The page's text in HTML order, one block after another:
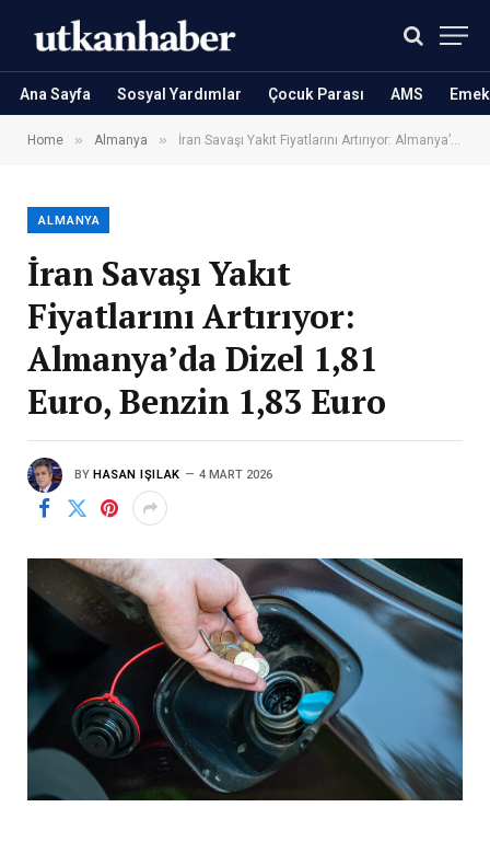
Ana Sayfa Sosyal Yardımlar Çocuk Parası AMS
Home » Almanya » İran Savaşı Yakıt Fiyatlarını Artırıyor: Almanya’da Dizel 1,81 Euro, Benzin 1,83 Euro
ALMANYA
İran Savaşı Yakıt
Fiyatlarını Artırıyor:
Almanya’da Dizel 1,81
Euro, Benzin 1,83 Euro
BY HASAN IŞILAK 4 MART 2026